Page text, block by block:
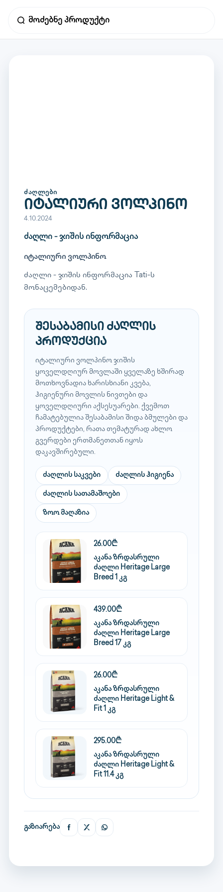
ᲫᲐᲦᲚᲔᲑᲘ
იტალიური ვოლპინო
4.10.2024
ძაღლი - ჯიშის ინფორმაცია
იტალიური ვოლპინო
ძაღლი - ჯიშის ინფორმაცია Tati-ს
მონაცემებიდან.
შესაბამისი ძაღლის
პროდუქცია
იტალიური ვოლპინო ჯიშის
ყოველდღიურ მოვლაში ყველაზე ხშირად
მოთხოვნადია ხარისხიანი კვება,
ჰიგიენური მოვლის ნივთები და
ყოველდღიური აქსესუარები. ქვემოთ
ჩამატებულია შესაბამისი შიდა ბმულები და
პროდუქტები, რათა თემატურად ახლო
გვერდები ერთმანეთთან იყოს
დაკავშირებული.
ძაღლის საკვები ძაღლის ჰიგიენა
ძაღლის სათამაშოები
ზოო მაღაზია
26.00₾
აკანა ზრდასრული
ძაღლი Heritage Large
Breed 1 კგ
439.00₾
აკანა ზრდასრული
ძაღლი Heritage Large
Breed 17 კგ
26.00₾
აკანა ზრდასრული
ძაღლი Heritage Light &
Fit 1 კგ
295.00₾
აკანა ზრდასრული
ძაღლი Heritage Light &
Fit 11.4 კგ
გაზიარება